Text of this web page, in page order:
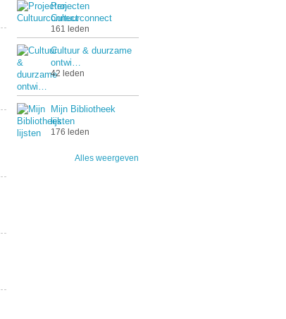
Projecten
Cultuurconnect
161 leden
Cultuur & duurzame
ontwi…
42 leden
Mijn Bibliotheek
lijsten
176 leden
Alles weergeven